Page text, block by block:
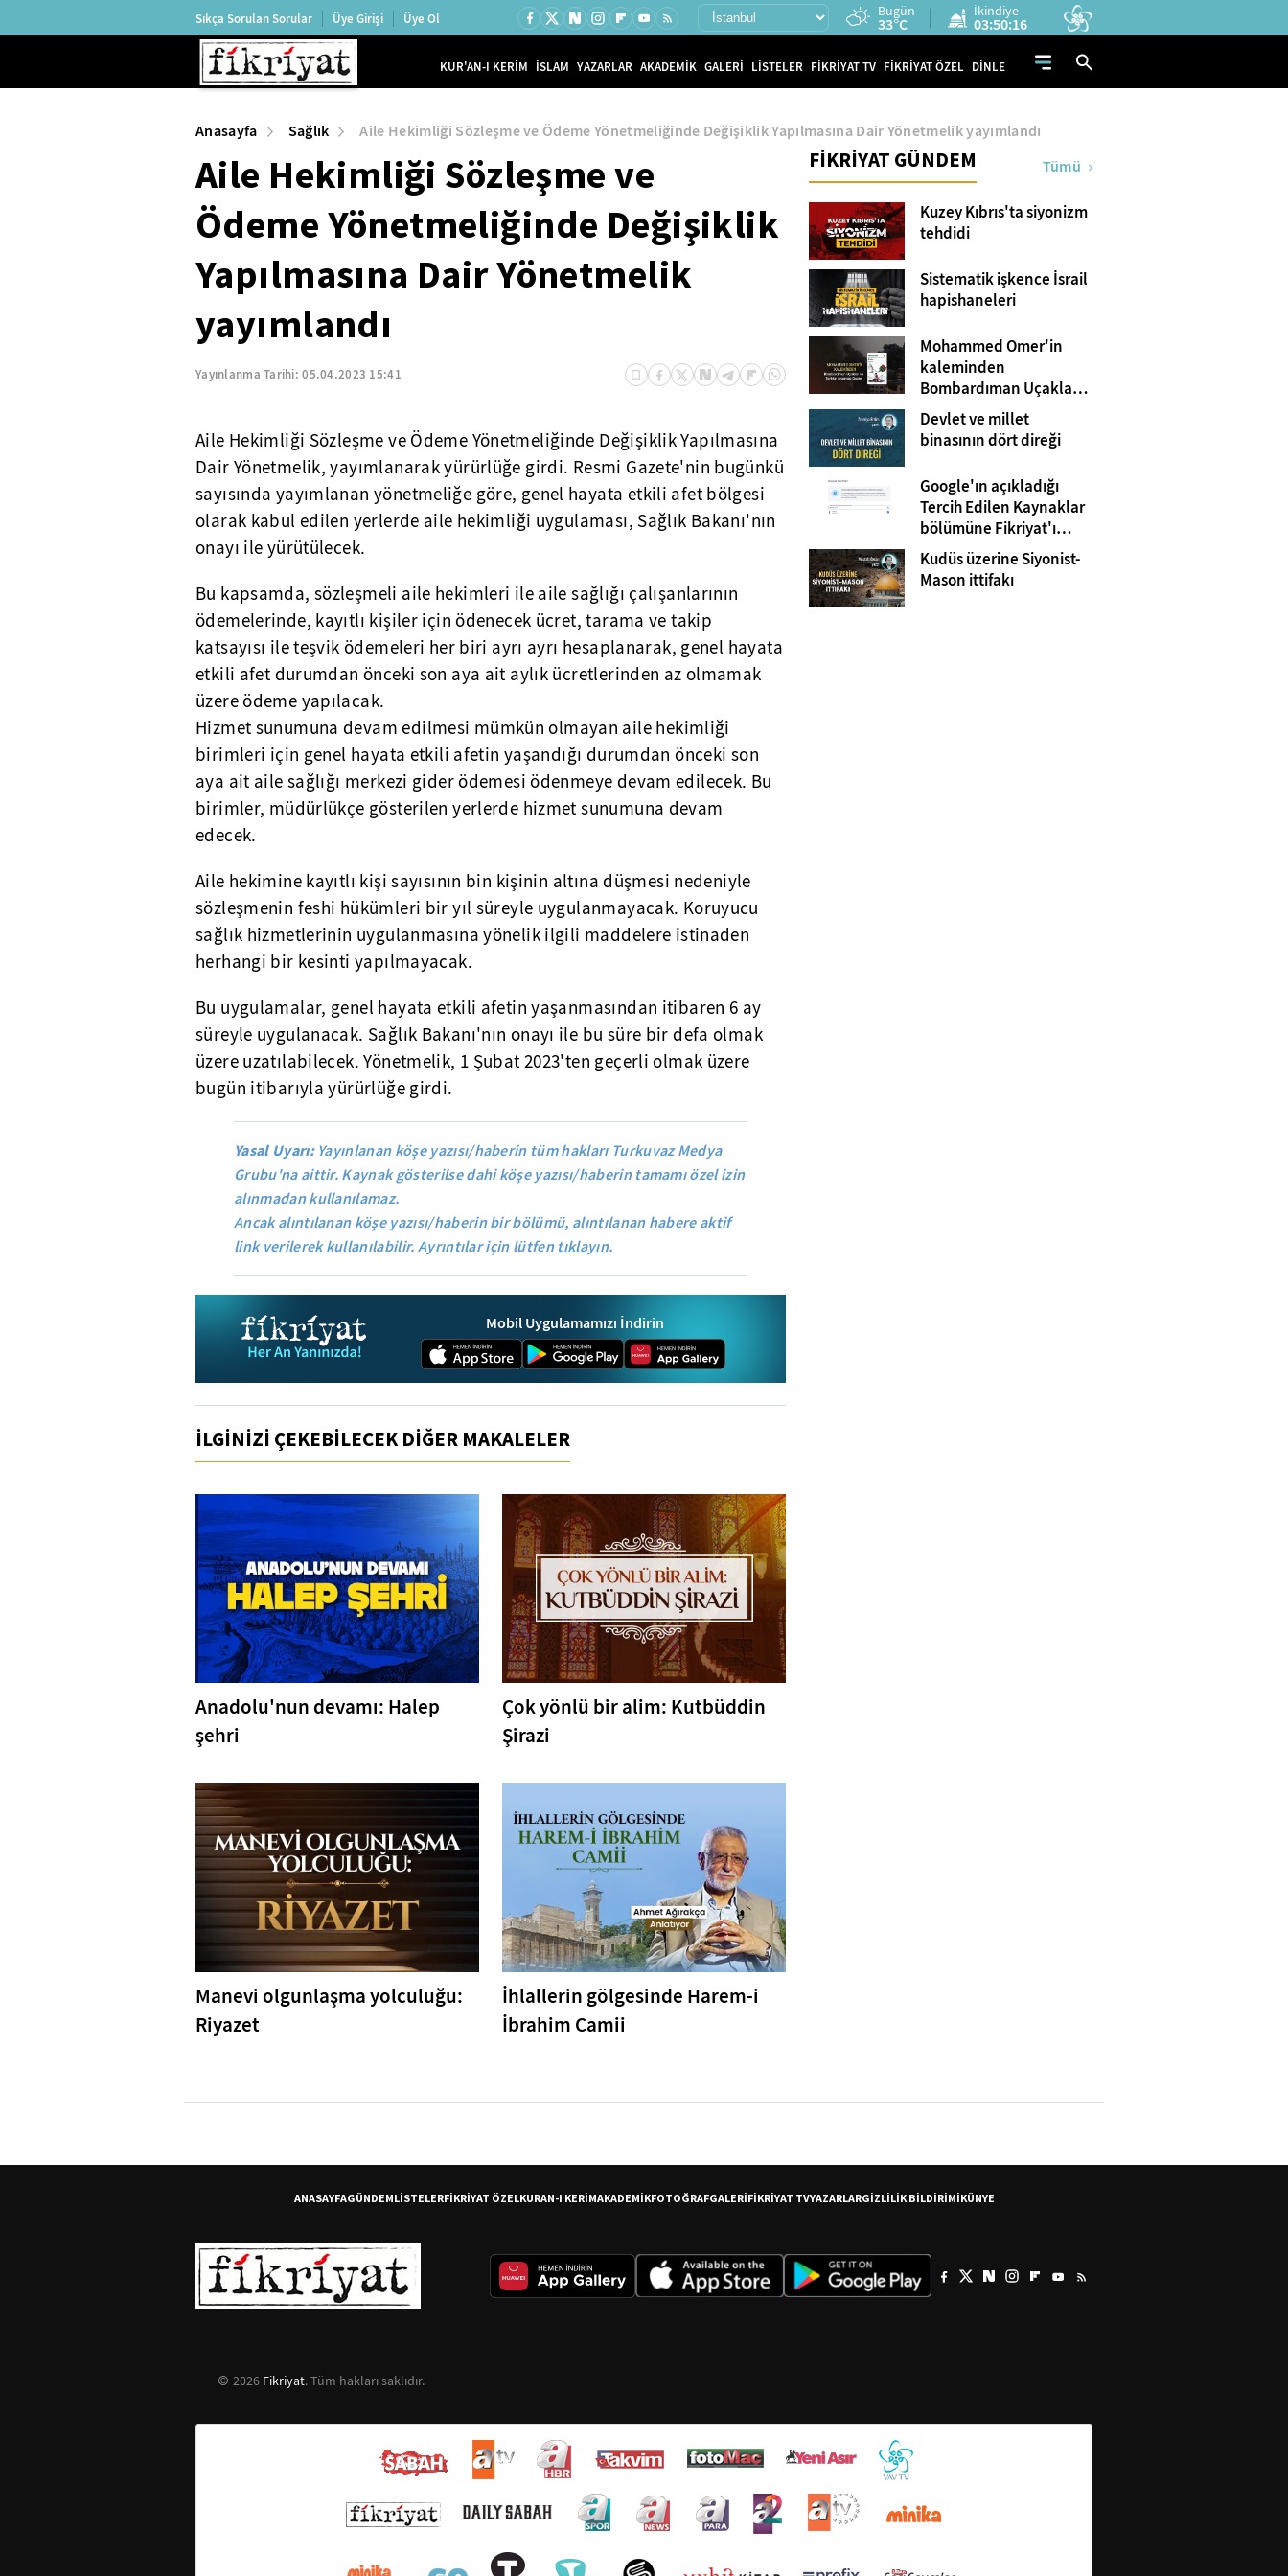
Sıkça Sorulan Sorular Üye Girişi Üye Ol Bugün
33°C
İkindiye
03:50:15
KUR'AN-I KERİM İSLAM YAZARLAR AKADEMİK GALERİ LİSTELER FİKRİYAT TV FİKRİYAT ÖZEL DİNLE
Anasayfa Sağlık Aile Hekimliği Sözleşme ve Ödeme Yönetmeliğinde Değişiklik Yapılmasına Dair Yönetmelik yayımlandı
Aile Hekimliği Sözleşme ve
Ödeme Yönetmeliğinde Değişiklik
Yapılmasına Dair Yönetmelik
yayımlandı
Yayınlanma Tarihi:05.04.2023 15:41
Aile Hekimliği Sözleşme ve Ödeme Yönetmeliğinde Değişiklik Yapılmasına
Dair Yönetmelik, yayımlanarak yürürlüğe girdi. Resmi Gazete'nin bugünkü
sayısında yayımlanan yönetmeliğe göre, genel hayata etkili afet bölgesi
olarak kabul edilen yerlerde aile hekimliği uygulaması, Sağlık Bakanı'nın
onayı ile yürütülecek.
Bu kapsamda, sözleşmeli aile hekimleri ile aile sağlığı çalışanlarının
ödemelerinde, kayıtlı kişiler için ödenecek ücret, tarama ve takip
katsayısı ile teşvik ödemeleri her biri ayrı ayrı hesaplanarak, genel hayata
etkili afet durumdan önceki son aya ait aylık ücretlerinden az olmamak
üzere ödeme yapılacak.
Hizmet sunumuna devam edilmesi mümkün olmayan aile hekimliği
birimleri için genel hayata etkili afetin yaşandığı durumdan önceki son
aya ait aile sağlığı merkezi gider ödemesi ödenmeye devam edilecek. Bu
birimler, müdürlükçe gösterilen yerlerde hizmet sunumuna devam
edecek.
Aile hekimine kayıtlı kişi sayısının bin kişinin altına düşmesi nedeniyle
sözleşmenin feshi hükümleri bir yıl süreyle uygulanmayacak. Koruyucu
sağlık hizmetlerinin uygulanmasına yönelik ilgili maddelere istinaden
herhangi bir kesinti yapılmayacak.
Bu uygulamalar, genel hayata etkili afetin yaşanmasından itibaren 6 ay
süreyle uygulanacak. Sağlık Bakanı'nın onayı ile bu süre bir defa olmak
üzere uzatılabilecek. Yönetmelik, 1 Şubat 2023'ten geçerli olmak üzere
bugün itibarıyla yürürlüğe girdi.
Yasal Uyarı:Yayınlanan köşe yazısı/haberin tüm hakları Turkuvaz Medya
Grubu'na aittir. Kaynak gösterilse dahi köşe yazısı/haberin tamamı özel izin
alınmadan kullanılamaz.
Ancak alıntılanan köşe yazısı/haberin bir bölümü, alıntılanan habere aktif
link verilerek kullanılabilir. Ayrıntılar için lütfentıklayın.
Mobil Uygulamamızı İndirin
İLGİNİZİ ÇEKEBİLECEK DİĞER MAKALELER
Anadolu'nun devamı: Halep
şehri
Çok yönlü bir alim: Kutbüddin
Şirazi
Manevi olgunlaşma yolculuğu:
Riyazet
İhlallerin gölgesinde Harem-i
İbrahim Camii
FİKRİYAT GÜNDEM Tümü
Kuzey Kıbrıs'ta siyonizm
tehdidi
Sistematik işkence İsrail
hapishaneleri
Mohammed Omer'in
kaleminden
Bombardıman Uçakları
ve Tanklar Arasında
Gazze
Devlet ve millet
binasının dört direği
Google'ın açıkladığı
Tercih Edilen Kaynaklar
bölümüne Fikriyat'ı
eklemeyi unutmayın!
Kudüs üzerine Siyonist-
Mason ittifakı
ANASAYFAGÜNDEMLİSTELERFİKRİYAT ÖZELKURAN-I KERİMAKADEMİKFOTOĞRAFGALERİFİKRİYAT TVYAZARLARGİZLİLİK BİLDİRİMİKÜNYE
2026 Fikriyat. Tüm hakları saklıdır.